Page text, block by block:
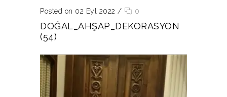
Posted on 02 Eyl 2022 / 0
DOĞAL_AHŞAP_DEKORASYON
(54)